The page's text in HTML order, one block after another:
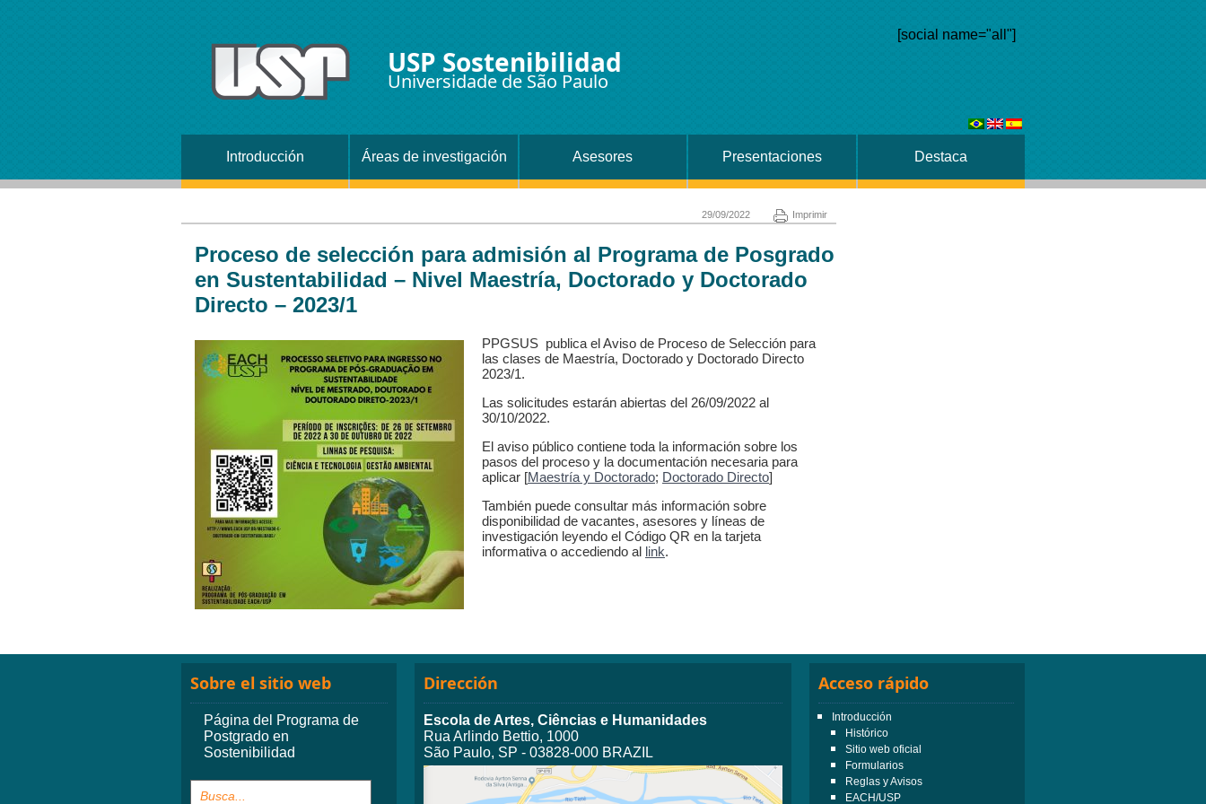
USP Sostenibilidad
Universidade de São Paulo
[social name="all"]
Introducción Áreas de investigación Asesores Presentaciones Destaca
29/09/2022 Imprimir
Proceso de selección para admisión al Programa de Posgrado
en Sustentabilidad – Nivel Maestría, Doctorado y Doctorado
Directo – 2023/1
PPGSUS publica el Aviso de Proceso de Selección para
las clases de Maestría, Doctorado y Doctorado Directo
2023/1.
Las solicitudes estarán abiertas del 26/09/2022 al
30/10/2022.
El aviso público contiene toda la información sobre los
pasos del proceso y la documentación necesaria para
aplicar [Maestría y Doctorado; Doctorado Directo]
También puede consultar más información sobre
disponibilidad de vacantes, asesores y líneas de
investigación leyendo el Código QR en la tarjeta
informativa o accediendo al link.
Sobre el sitio web
Página del Programa de
Postgrado en
Sostenibilidad
Dirección
Escola de Artes, Ciências e Humanidades
Rua Arlindo Bettio, 1000
São Paulo, SP - 03828-000 BRAZIL
Acceso rápido
Introducción
Histórico
Sitio web oficial
Formularios
Reglas y Avisos
EACH/USP